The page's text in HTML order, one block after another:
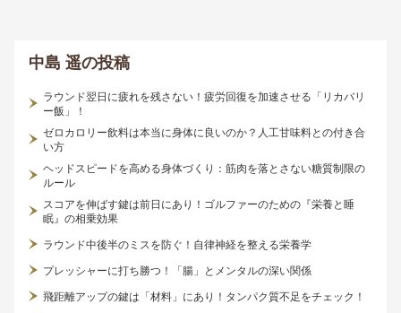
中島 遥の投稿
ラウンド翌日に疲れを残さない！疲労回復を加速させる「リカバリ
ー飯」！
ゼロカロリー飲料は本当に身体に良いのか？人工甘味料との付き合
い方
ヘッドスピードを高める身体づくり：筋肉を落とさない糖質制限の
ルール
スコアを伸ばす鍵は前日にあり！ゴルファーのための『栄養と睡
眠』の相乗効果
ラウンド中後半のミスを防ぐ！自律神経を整える栄養学
プレッシャーに打ち勝つ！「腸」とメンタルの深い関係
飛距離アップの鍵は「材料」にあり！タンパク質不足をチェック！